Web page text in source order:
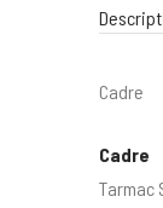
Cadre
Cadre
Tarmac